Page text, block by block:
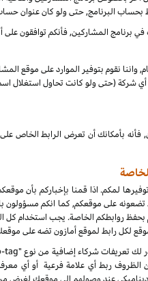
بحساب البرنامج, حتى ولو كان عنوان
برنامج المشاركين, فأنكم توافقون على
واننا نقوم بتوفير الموارد على موقع
أي شركة (حتى ولو كانت تحاول
فأنه بأمكانك أن تعرض الرابط
لمكم. اذا قمنا بإخباركم بأن
على موقعكم, كما انكم مسؤولون
بحفظ روابطكم الخاصة. يجب
لكل رابط لموقع أمازون تضه على
ربط أي علامة فرعية أو أي معرف